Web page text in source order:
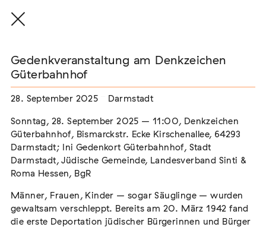
THE THREAD THAT HOLDS / DER FADEN,
DER HÄLT
Extern
22. Juli 2026 - 04. Oktober 2026 Augsburg
Der Weg der Sinti und Roma
Gedenkveranstaltung am Denkzeichen
Güterbahnhof
28. September 2025 Darmstadt
Sonntag, 28. September 2025 – 11:00, Denkzeichen
Güterbahnhof, Bismarckstr. Ecke Kirschenallee, 64293
Darmstadt; Ini Gedenkort Güterbahnhof, Stadt
Darmstadt, Jüdische Gemeinde, Landesverband Sinti &
Roma Hessen, BgR
Männer, Frauen, Kinder – sogar Säuglinge – wurden
gewaltsam verschleppt. Bereits am 20. März 1942 fand
die erste Deportation jüdischer Bürgerinnen und Bürger